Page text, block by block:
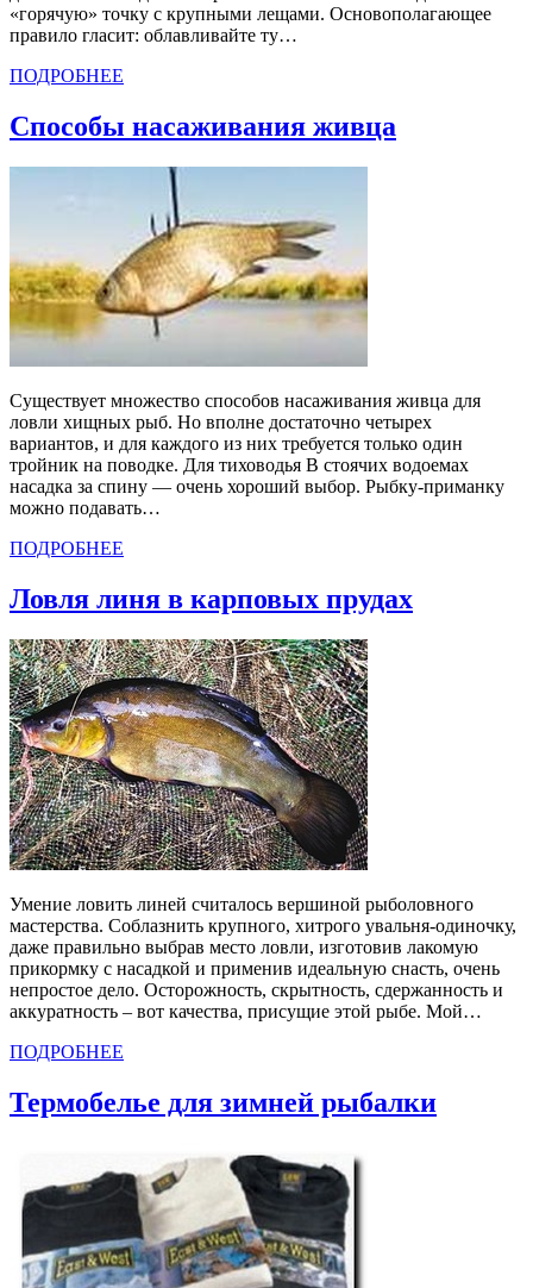
«горячую» точку с крупными лещами. Основополагающее
правило гласит: облавливайте ту…
ПОДРОБНЕЕ
Способы насаживания живца
Существует множество способов насаживания живца для
ловли хищных рыб. Но вполне достаточно четырех
вариантов, и для каждого из них требуется только один
тройник на поводке. Для тиховодья В стоячих водоемах
насадка за спину — очень хороший выбор. Рыбку-приманку
можно подавать…
ПОДРОБНЕЕ
Ловля линя в карповых прудах
Умение ловить линей считалось вершиной рыболовного
мастерства. Соблазнить крупного, хитрого увальня-одиночку,
даже правильно выбрав место ловли, изготовив лакомую
прикормку с насадкой и применив идеальную снасть, очень
непростое дело. Осторожность, скрытность, сдержанность и
аккуратность – вот качества, присущие этой рыбе. Мой…
ПОДРОБНЕЕ
Термобелье для зимней рыбалки